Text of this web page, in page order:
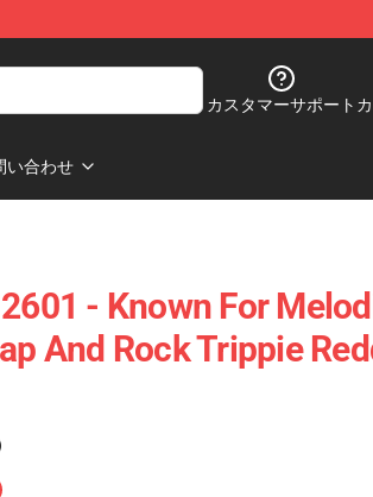
カスタマーサポート
い合わせ
- Known For
And Rock Trippie